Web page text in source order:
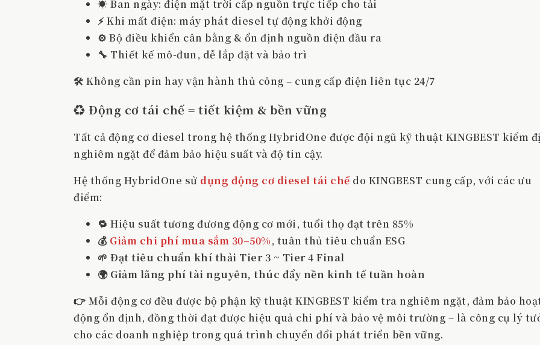
☀️ Ban ngày: điện mặt trời cấp nguồn trực tiếp cho tải
⚡ Khi mất điện: máy phát diesel tự động khởi động
⚙️ Bộ điều khiển cân bằng & ổn định nguồn điện đầu ra
🔧 Thiết kế mô-đun, dễ lắp đặt và bảo trì
🛠️ Không cần pin hay vận hành thủ công – cung cấp điện liên tục 24/7
♻️ Động cơ tái chế = tiết kiệm & bền vững
Tất cả động cơ diesel trong hệ thống HybridOne được đội ngũ kỹ thuật KINGBEST kiểm
nghiêm ngặt để đảm bảo hiệu suất và độ tin cậy.
Hệ thống HybridOne sử dụng động cơ diesel tái chếdo KINGBEST cung cấp, với các ưu
điểm:
🔁 Hiệu suất tương đương động cơ mới, tuổi thọ đạt trên 85%
💰 Giảm chi phí mua sắm 30–50%, tuân thủ tiêu chuẩn ESG
🌱 Đạt tiêu chuẩn khí thải Tier 3 ~ Tier 4 Final
🌍 Giảm lãng phí tài nguyên, thúc đẩy nền kinh tế tuần hoàn
👉 Mỗi động cơ đều được bộ phận kỹ thuật KINGBEST kiểm tra nghiêm ngặt, đảm bảo
động ổn định, đồng thời đạt được hiệu quả chi phí và bảo vệ môi trường – là công cụ lý
cho các doanh nghiệp trong quá trình chuyển đổi phát triển bền vững.